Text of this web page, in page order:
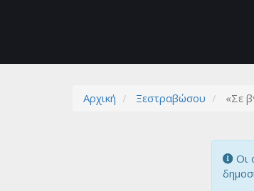
Αρχική Ξεστραβώσου «Σε
Οι